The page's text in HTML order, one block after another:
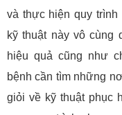
và thực hiện quy trình
kỹ thuật này vô cùng
hiệu quả cũng như
bệnh cần tìm những
giỏi về kỹ thuật phục